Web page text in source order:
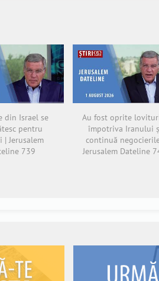
din Israel se
pentru
| Jerusalem
739
Au fost oprite
împotriva Iranului
continuă
Jerusalem Dateline